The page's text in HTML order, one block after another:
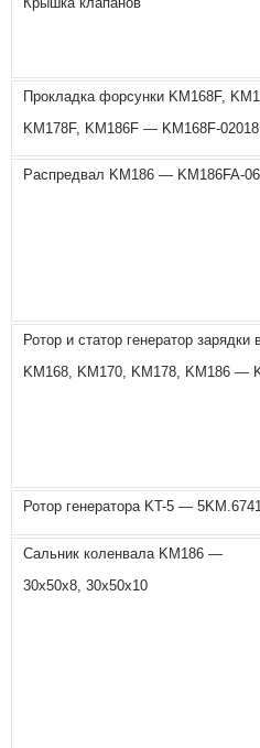
Прокладка форсунки KM168F,
KM178F, KM186F — KM168F-02018
Распредвал KM186 — KM186FA-
Ротор и статор генератор зарядки
KM168, KM170, KM178, KM186 —
Ротор генератора KT-5 —
Сальник коленвала KM186 —
30x50x8, 30x50x10